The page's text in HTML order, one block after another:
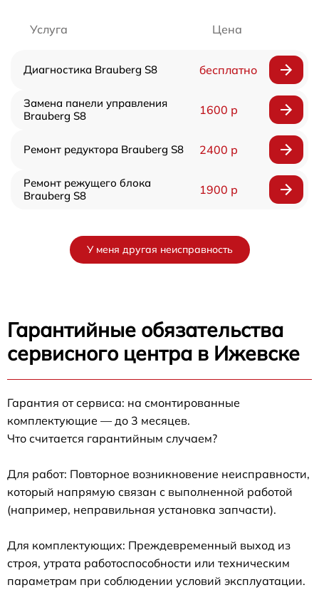
Услуга Цена
Диагностика Brauberg S8 бесплатно
Замена панели управления
Brauberg S8
1600 р
Ремонт редуктора Brauberg S8 2400 р
Ремонт режущего блока
Brauberg S8
1900 р
У меня другая неисправность
Гарантийные обязательства
сервисного центра в Ижевске
Гарантия от сервиса: на смонтированные
комплектующие — до 3 месяцев.
Что считается гарантийным случаем?
Для работ: Повторное возникновение неисправности,
который напрямую связан с выполненной работой
(например, неправильная установка запчасти).
Для комплектующих: Преждевременный выход из
строя, утрата работоспособности или техническим
параметрам при соблюдении условий эксплуатации.